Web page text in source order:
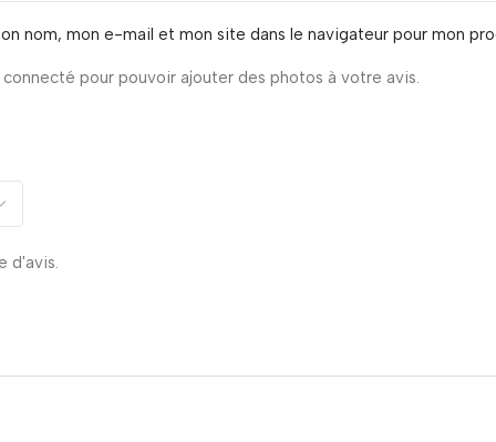
d'avis.
nom, mon e-mail et mon site dans le navigateur pour mon
pour pouvoir ajouter des photos à votre avis.